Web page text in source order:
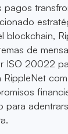
blockchain,
de
ISO 20022